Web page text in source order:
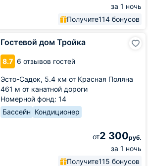
за 1 ночь
Получите114 бонусов
Гостевой дом Тройка
8.7 6 отзывов гостей
Эсто-Садок, 5.4 км от Красная Поляна
461 м от канатной дороги
Номерной фонд: 14
Бассейн Кондиционер
от2 300руб.
за 1 ночь
Получите115 бонусов